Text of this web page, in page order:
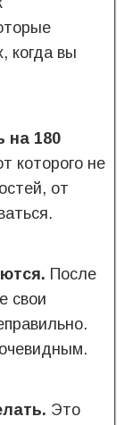
когда вы
на 180
которого не
от
После
свои
Это